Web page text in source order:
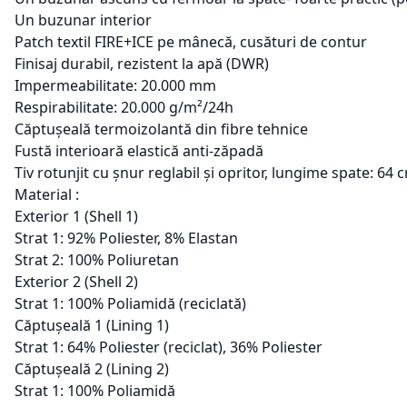
Un buzunar interior
Patch textil FIRE+ICE pe mânecă, cusături de contur
Finisaj durabil, rezistent la apă (DWR)
Impermeabilitate: 20.000 mm
Respirabilitate: 20.000 g/m²/24h
Căptușeală termoizolantă din fibre tehnice
Fustă interioară elastică anti-zăpadă
Tiv rotunjit cu șnur reglabil și opritor, lungime spate: 64
Material :
Exterior 1 (Shell 1)
Strat 1: 92% Poliester, 8% Elastan
Strat 2: 100% Poliuretan
Exterior 2 (Shell 2)
Strat 1: 100% Poliamidă (reciclată)
Căptușeală 1 (Lining 1)
Strat 1: 64% Poliester (reciclat), 36% Poliester
Căptușeală 2 (Lining 2)
Strat 1: 100% Poliamidă